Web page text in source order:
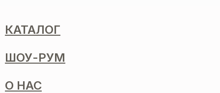
КАТАЛОГ
ШОУ-РУМ
О НАС